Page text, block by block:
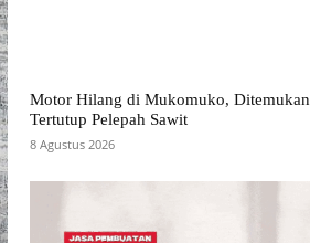
Motor Hilang di Mukomuko, Ditemukan
Tertutup Pelepah Sawit
8 Agustus 2026